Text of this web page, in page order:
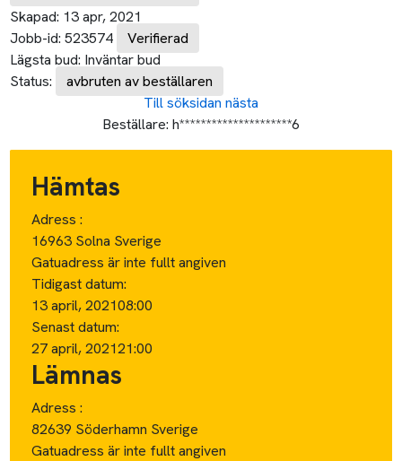
Skapad: 13 apr, 2021
Jobb-id: 523574
Verifierad
Lägsta bud: Inväntar bud
Status:
avbruten av beställaren
Till söksidan nästa
Beställare: h*********************6
Hämtas
Adress :
16963 Solna Sverige
Gatuadress är inte fullt angiven
Tidigast datum:
13 april, 202108:00
Senast datum:
27 april, 202121:00
Lämnas
Adress :
82639 Söderhamn Sverige
Gatuadress är inte fullt angiven